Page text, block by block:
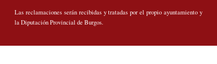
Las reclamaciones serán recibidas y tratadas por el propio ayuntamiento y
la Diputación Provincial de Burgos.